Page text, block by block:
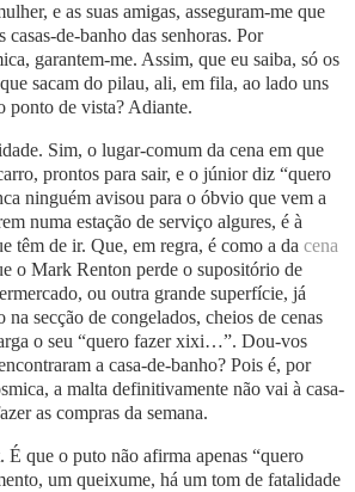
e as suas amigas, asseguram-me que
casas-de-banho das senhoras. Por
garantem-me. Assim, que eu saiba, só os
sacam do pilau, ali, em fila, ao lado uns
ponto de vista? Adiante.
Sim, o lugar-comum da cena em que
prontos para sair, e o júnior diz “quero
ninguém avisou para o óbvio que vem a
numa estação de serviço algures, é à
têm de ir. Que, em regra, é como a da cena
o Mark Renton perde o supositório de
ou outra grande superfície, já
na secção de congelados, cheios de cenas
o seu “quero fazer xixi…”. Dou-vos
a casa-de-banho? Pois é, por
a malta definitivamente não vai à casa-
as compras da semana.
É que o puto não afirma apenas “quero
um queixume, há um tom de fatalidade